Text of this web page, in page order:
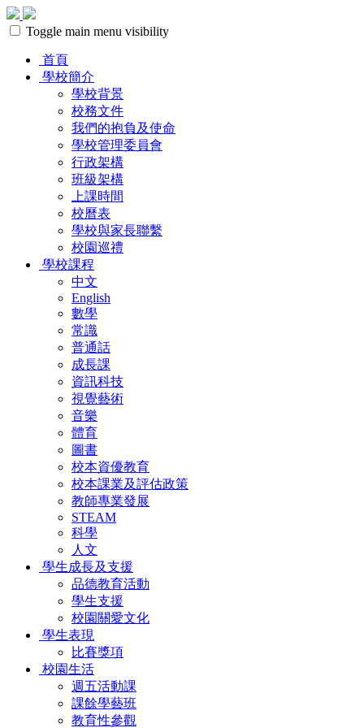
Toggle main menu visibility
首頁
學校簡介
學校背景
校務文件
我們的抱負及使命
學校管理委員會
行政架構
班級架構
上課時間
校曆表
學校與家長聯繫
校園巡禮
學校課程
中文
English
數學
常識
普通話
成長課
資訊科技
視覺藝術
音樂
體育
圖書
校本資優教育
校本課業及評估政策
教師專業發展
STEAM
科學
人文
學生成長及支援
品德教育活動
學生支援
校園關愛文化
學生表現
比賽獎項
校園生活
週五活動課
課餘學藝班
教育性參觀